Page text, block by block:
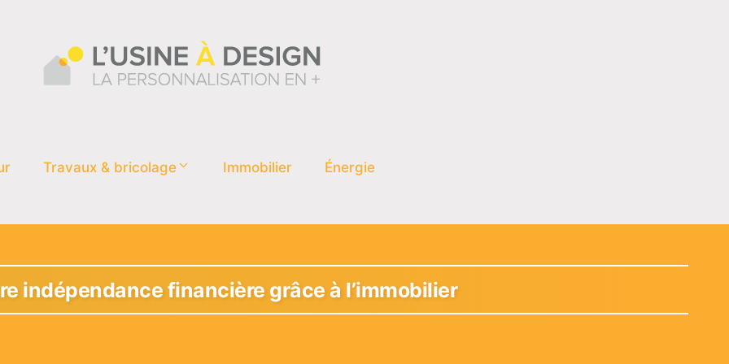
Travaux & bricolage Immobilier Énergie
indépendance financière grâce à l’immobilier